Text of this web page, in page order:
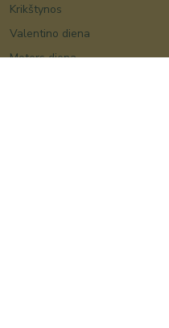
Krikštynos
Valentino diena
Moters diena